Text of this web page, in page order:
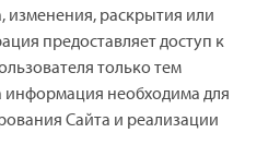
изменения, раскрытия или
предоставляет доступ к
только тем
информация необходима для
Сайта и реализации